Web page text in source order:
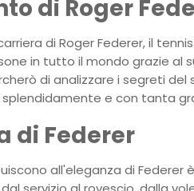
di Roger
di Roger Federer, il
in tutto il mondo grazie al
di analizzare i segreti del
e con tanta
di Federer
all'eleganza di Federer